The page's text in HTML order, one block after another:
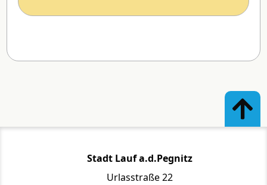
Stadt Lauf a.d.Pegnitz
Urlasstraße 22